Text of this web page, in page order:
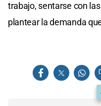
trabajo, sentarse con
plantear la demanda